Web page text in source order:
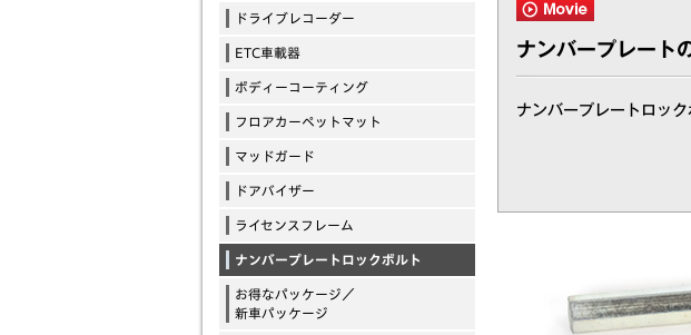
ドライブレコーダー
ETC車載器
ボディーコーティング
フロアカーペットマット
マッドガード
ドアバイザー
ライセンスフレーム
ナンバープレートロックボルト
お得なパッケージ／
新車パッケージ
ナンバープレート
ナンバープレートロッ